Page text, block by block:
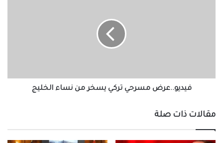
فيديو..عرض مسرحي تركي يسخر من نساء الخليج
مقالات ذات صلة